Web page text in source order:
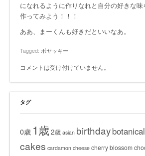
になれるように作りなれと自分の好きな
作ってみよう！！！
ああ、まーくんも好きだといいなあ。
Tagged: ボヤッキー
コメントは受け付けていません。
タグ
0歳 1歳 2歳 asian birthdaybotanical
cakes cardamon cheese cherry blossom